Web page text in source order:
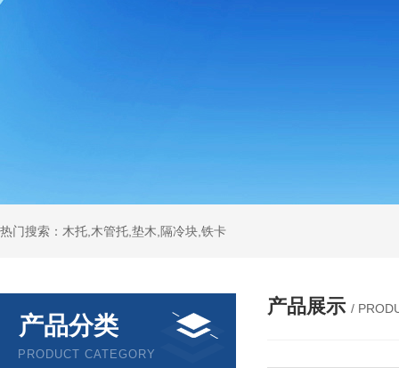
热门搜索：木托,木管托,垫木,隔冷块,铁卡
产品分类
PRODUCT CATEGORY
产品展示 /